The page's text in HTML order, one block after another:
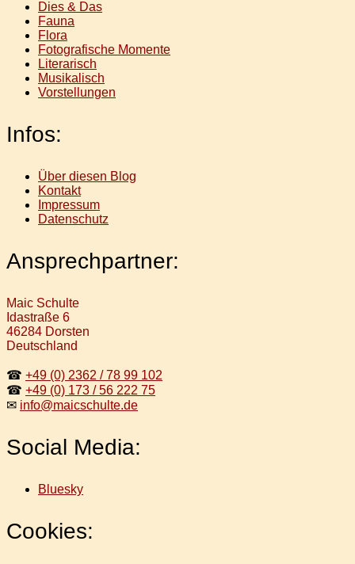
Dies & Das
Fauna
Flora
Fotografische Momente
Literarisch
Musikalisch
Vorstellungen
Infos:
Über diesen Blog
Kontakt
Impressum
Datenschutz
Ansprechpartner:
Maic Schulte
Idastraße 6
46284 Dorsten
Deutschland
☎ +49 (0) 2362 / 78 99 102
☎ +49 (0) 173 / 56 222 75
✉ info@maicschulte.de
Social Media:
Bluesky
Cookies: